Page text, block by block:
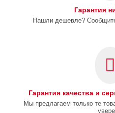
Гарантия
Нашли дешевле?
Гарантия качества и
Мы предлагаем только те